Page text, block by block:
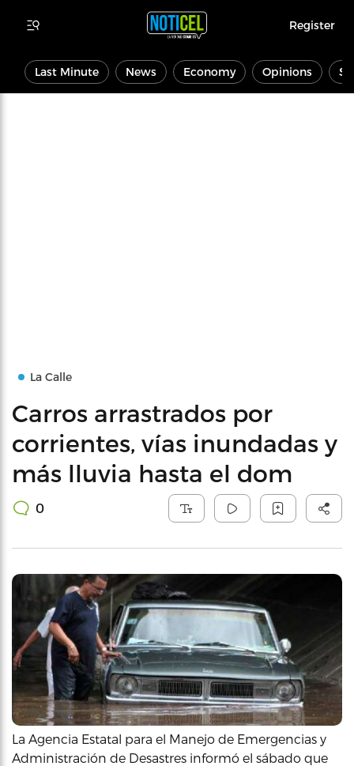
Register
Last Minute News Economy Opinions
La Calle
Carros arrastrados por
corrientes, vías inundadas y
más lluvia hasta el dom
0
La Agencia Estatal para el Manejo de Emergencias y
Administración de Desastres informó el sábado que